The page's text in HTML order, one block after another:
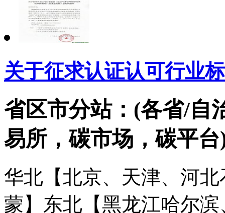
关于征求认证认可行业
省区市分站：(各省/自
易所，碳市场，碳平台
华北【北京、天津、河
蒙】 东北【黑龙江哈尔